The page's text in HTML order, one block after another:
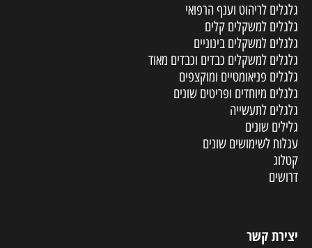
גלגלים לריהוט וענף הרפואי
גלגלים למשקלים קלים
גלגלים למשקלים בינוניים
גלגלים למשקלים כבדים וכבדים מאוד
גלגלים פניאומטיים ומוקצפים
גלגלים מיוחדים ופריטים שונים
גלגלים לתעשייה
גלילים שונים
עגלות לשימושים שונים
קטלוג
דרושים
יצירת קשר